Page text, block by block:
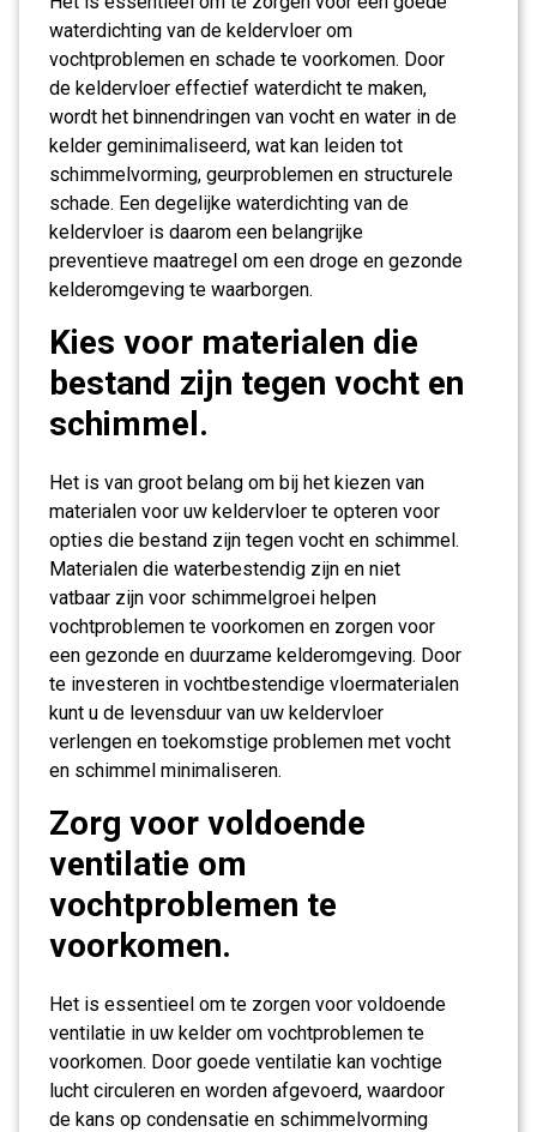
waterdichting van de keldervloer om
vochtproblemen en schade te voorkomen. Door
de keldervloer effectief waterdicht te maken,
wordt het binnendringen van vocht en water in de
kelder geminimaliseerd, wat kan leiden tot
schimmelvorming, geurproblemen en structurele
schade. Een degelijke waterdichting van de
keldervloer is daarom een belangrijke
preventieve maatregel om een droge en gezonde
kelderomgeving te waarborgen.
Kies voor materialen die
bestand zijn tegen vocht en
schimmel.
Het is van groot belang om bij het kiezen van
materialen voor uw keldervloer te opteren voor
opties die bestand zijn tegen vocht en schimmel.
Materialen die waterbestendig zijn en niet
vatbaar zijn voor schimmelgroei helpen
vochtproblemen te voorkomen en zorgen voor
een gezonde en duurzame kelderomgeving. Door
te investeren in vochtbestendige vloermaterialen
kunt u de levensduur van uw keldervloer
verlengen en toekomstige problemen met vocht
en schimmel minimaliseren.
Zorg voor voldoende
ventilatie om
vochtproblemen te
voorkomen.
Het is essentieel om te zorgen voor voldoende
ventilatie in uw kelder om vochtproblemen te
voorkomen. Door goede ventilatie kan vochtige
lucht circuleren en worden afgevoerd, waardoor
de kans op condensatie en schimmelvorming